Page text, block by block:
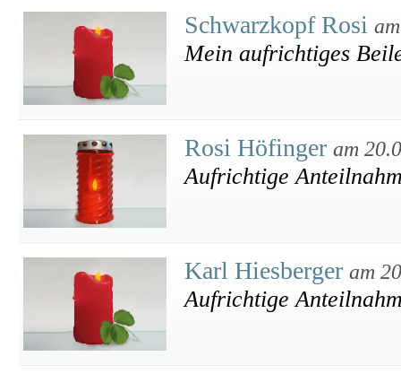
Schwarzkopf Rosi
Mein aufrichtiges
Rosi Höfinger am
Aufrichtige
Karl Hiesberger am
Aufrichtige